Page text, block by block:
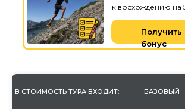
к восхождению на
Получить
бонус
В СТОИМОСТЬ ТУРА ВХОДИТ: БАЗОВЫЙ